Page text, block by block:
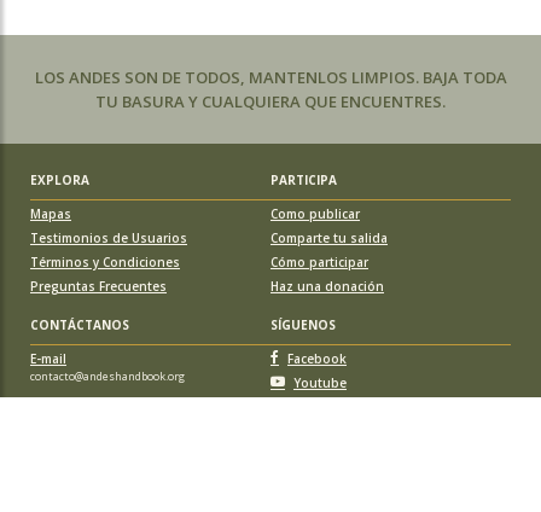
LOS ANDES SON DE TODOS, MANTENLOS LIMPIOS. BAJA TODA
TU BASURA Y CUALQUIERA QUE ENCUENTRES.
EXPLORA
PARTICIPA
Mapas
Testimonios de Usuarios
Términos y Condiciones
Preguntas Frecuentes
Como publicar
Comparte tu salida
Cómo participar
Haz una donación
CONTÁCTANOS
SÍGUENOS
E-mail
contacto@andeshandbook.org
Facebook
Youtube